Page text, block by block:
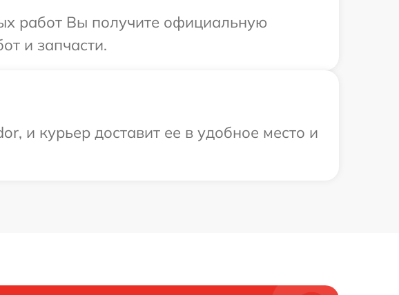
работ Вы получите официальную
и запчасти.
и курьер доставит ее в удобное место и